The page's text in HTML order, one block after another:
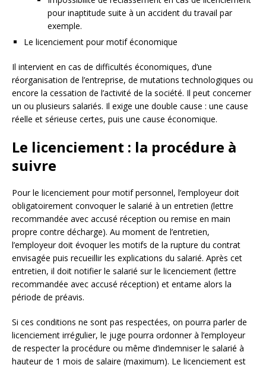
pour inaptitude suite à un accident du travail par
exemple.
Le licenciement pour motif économique
Il intervient en cas de difficultés économiques, d’une
réorganisation de l’entreprise, de mutations technologiques ou
encore la cessation de l’activité de la société. Il peut concerner
un ou plusieurs salariés. Il exige une double cause : une cause
réelle et sérieuse certes, puis une cause économique.
Le licenciement : la procédure à
suivre
Pour le licenciement pour motif personnel, l’employeur doit
obligatoirement convoquer le salarié à un entretien (lettre
recommandée avec accusé réception ou remise en main
propre contre décharge). Au moment de l’entretien,
l’employeur doit évoquer les motifs de la rupture du contrat
envisagée puis recueillir les explications du salarié. Après cet
entretien, il doit notifier le salarié sur le licenciement (lettre
recommandée avec accusé réception) et entame alors la
période de préavis.
Si ces conditions ne sont pas respectées, on pourra parler de
licenciement irrégulier, le juge pourra ordonner à l’employeur
de respecter la procédure ou même d’indemniser le salarié à
hauteur de 1 mois de salaire (maximum). Le licenciement est